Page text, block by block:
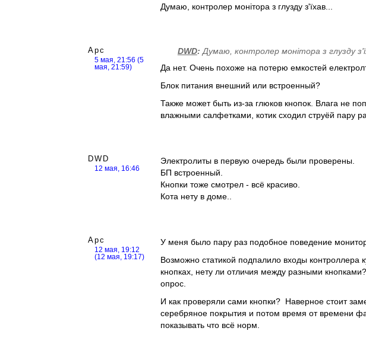
Думаю, контролер монітора з глузду з'їхав...
Арс
5 мая, 21:56 (5
мая, 21:59)
DWD: Думаю, контролер монітора з глузду
Да нет. Очень похоже на потерю емкостей
Блок питания внешний или встроенный?
Также может быть из-за глюков кнопок. Влага не
влажными салфетками, котик сходил струёй пару
DWD
12 мая, 16:46
Электролиты в первую очередь были проверены.
БП встроенный.
Кнопки тоже смотрел - всё красиво.
Кота нету в доме..
Арс
12 мая, 19:12
(12 мая, 19:17)
У меня было пару раз подобное поведение
Возможно статикой подпалило входы
кнопках, нету ли отличия между разными
опрос.
И как проверяли сами кнопки? Наверное стоит
серебряное покрытия и потом время от времени
показывать что всё норм.